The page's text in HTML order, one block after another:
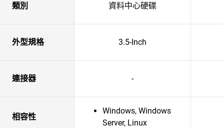
類別 資料中心硬碟
外型規格 3.5-Inch
連接器 -
相容性
Windows, Windows
Server, Linux